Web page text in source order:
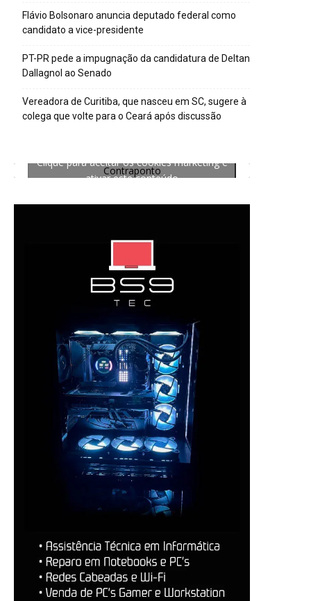
Flávio Bolsonaro anuncia deputado federal como
candidato a vice-presidente
PT-PR pede a impugnação da candidatura de Deltan
Dallagnol ao Senado
Vereadora de Curitiba, que nasceu em SC, sugere à
colega que volte para o Ceará após discussão
Contraponto
Clique para aceitar os cookies marketing e
ativar este conteúdo